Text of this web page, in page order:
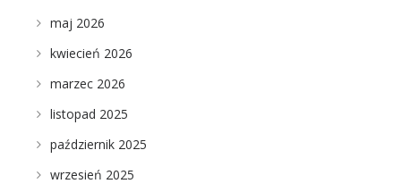
maj 2026
kwiecień 2026
marzec 2026
listopad 2025
październik 2025
wrzesień 2025